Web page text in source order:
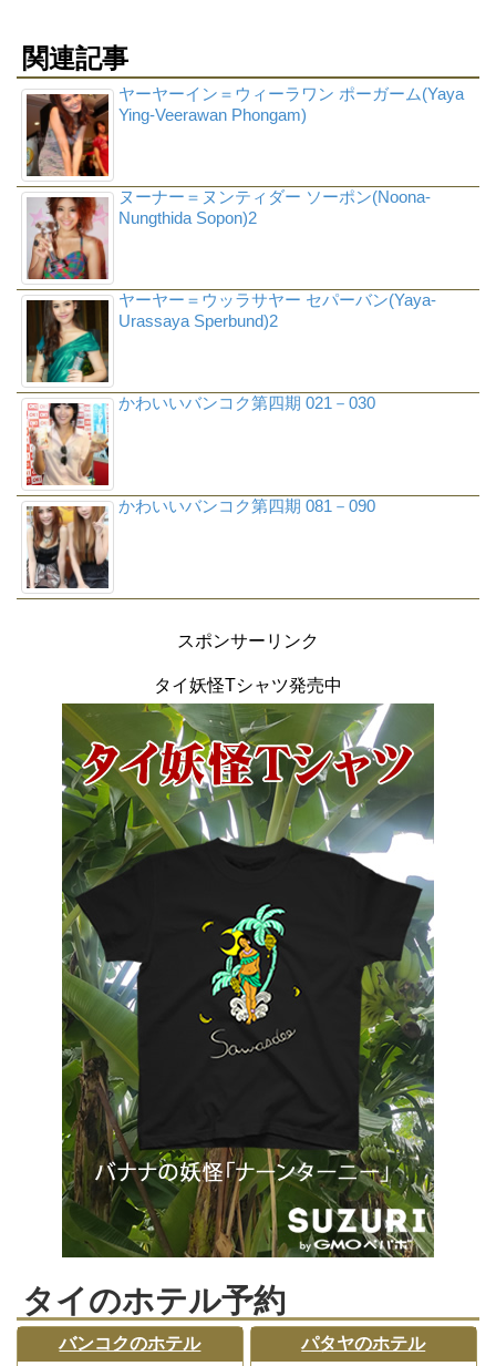
関連記事
ヤーヤーイン＝ウィーラワン ポーガーム(Yaya
Ying-Veerawan Phongam)
ヌーナー＝ヌンティダー ソーポン(Noona-
Nungthida Sopon)2
ヤーヤー＝ウッラサヤー セパーバン(Yaya-
Urassaya Sperbund)2
かわいいバンコク第四期 021－030
かわいいバンコク第四期 081－090
スポンサーリンク
タイ妖怪Tシャツ発売中
タイのホテル予約
バンコクのホテル パタヤのホテル